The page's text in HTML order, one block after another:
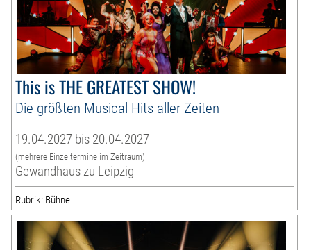
This is THE GREATEST SHOW!
Die größten Musical Hits aller Zeiten
19.04.2027 bis 20.04.2027
(mehrere Einzeltermine im Zeitraum)
Gewandhaus zu Leipzig
Rubrik: Bühne